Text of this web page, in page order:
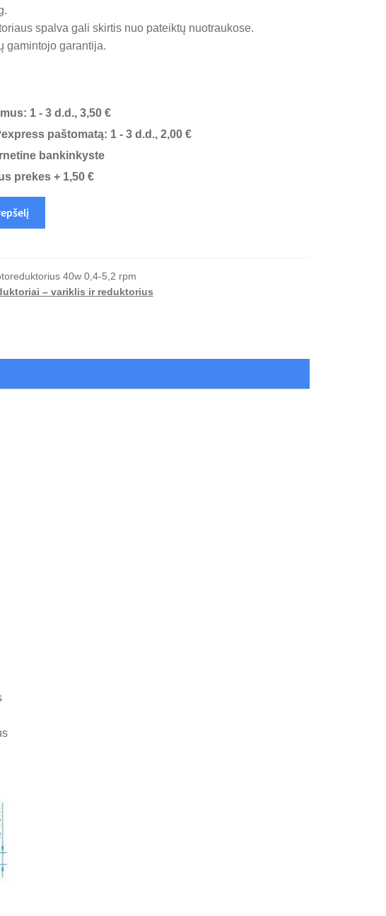
spalva gali skirtis nuo pateiktų nuotraukose.
gamintojo garantija.
1 - 3 d.d., 3,50 €
paštomatą: 1 - 3 d.d., 2,00 €
bankinkyste
prekes + 1,50 €
40w 0,4-5,2 rpm
– variklis ir reduktorius